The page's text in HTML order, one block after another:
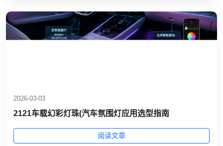
2026-03-03
2121车载幻彩灯珠(汽车氛围灯应用选型指南
阅读文章